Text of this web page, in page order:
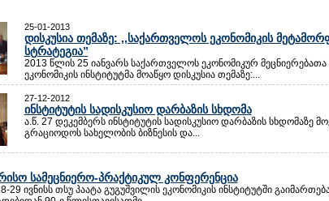
25-01-2013
დისკუსია თემაზე: ,,საქართველოს ეკონომიკის
სტრატეგია”
2013 წლის 25 იანვარს საქართველოს ეკონომიკურ მეცნიერებათა
ეკონომიკის ინსტიტუტმა მოაწყო დისკუსია თემაზე:...
27-12-2012
ინსტიტუტის სადისკუსიო დარბაზის სხდომა
ა.წ. 27 დეკემბერს ინსტიტუტის სადისკუსიო დარბაზის სხდომაზე
გრაციოდოს სახელობის ბიზნესის და...
სამეცნიერო-პრაქტიკულ კონფერენცია
29 ივნისს თსუ პაატა გუგუშვილის ეკონომიკის ინსტიტუტში